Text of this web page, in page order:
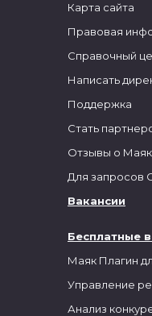
Бесплатные
Маяк Плагин
Управление
Анализ
Карта сайта
Правовая
Справочный
Написать
Поддержка
Стать
Отзывы о
Для запросов
Вакансии